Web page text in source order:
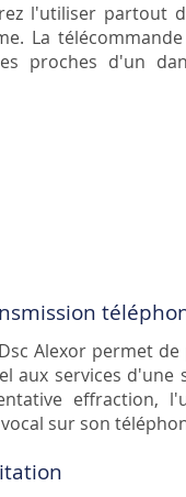
l'utiliser partout
La
proches d'un
Alexor permet
aux services d'une
effraction,
sur son